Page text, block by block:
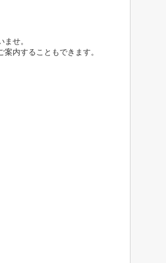
せ。
内することもできます。